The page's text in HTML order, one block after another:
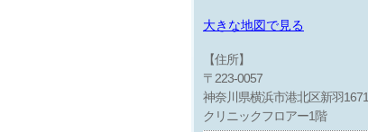
大きな地図で見る
【住所】
〒223-0057
神奈川県横浜市港北区新羽1671
クリニックフロアー1階